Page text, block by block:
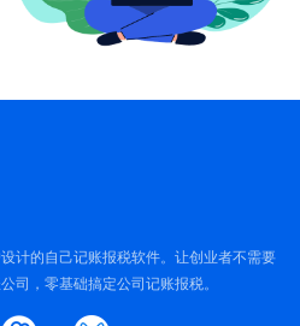
计的自己记账报税软件。让创业者不需要
司，零基础搞定公司记账报税。